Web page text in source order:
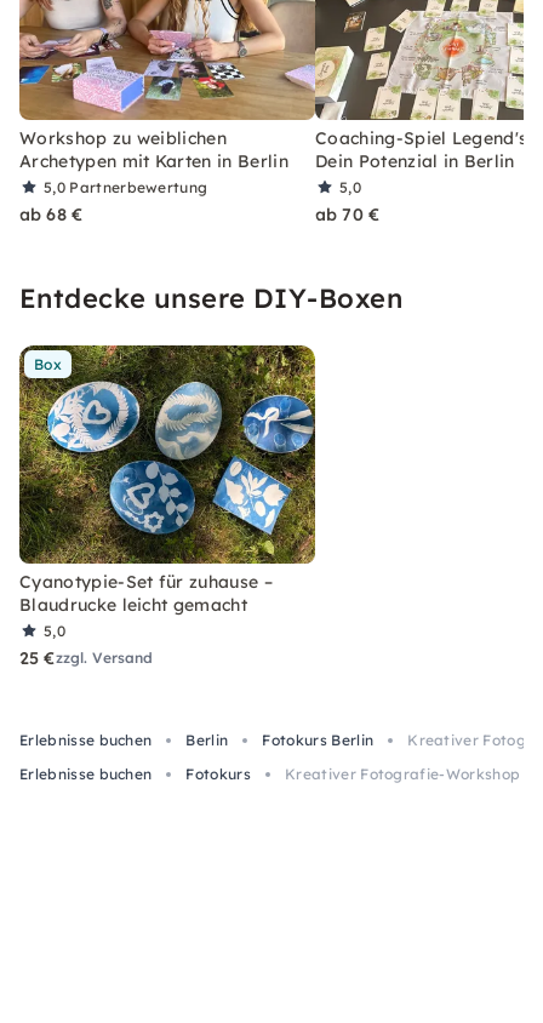
Workshop zu weiblichen
Archetypen mit Karten in Berlin
5,0 Partnerbewertung
ab 68 €
Coaching-Spiel Legend's
Dein Potenzial in Berlin
5,0
ab 70 €
Entdecke unsere DIY-Boxen
Box
Cyanotypie-Set für zuhause –
Blaudrucke leicht gemacht
5,0
25 €zzgl. Versand
Erlebnisse buchen Berlin Fotokurs Berlin
Kreativer
Erlebnisse buchen
Fotokurs Kreativer Fotografie-Workshop in